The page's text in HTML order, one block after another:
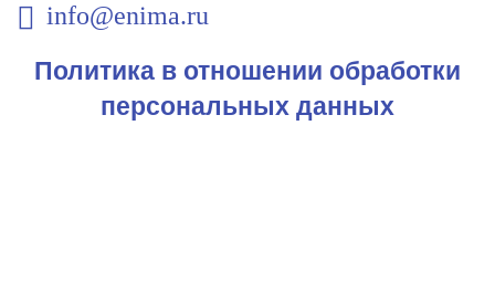
info@enima.ru
Политика в отношении обработки
персональных данных